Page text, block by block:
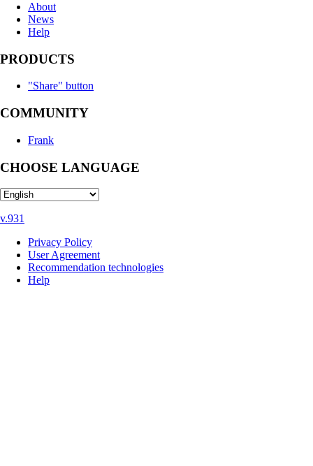
About
News
Help
PRODUCTS
"Share" button
COMMUNITY
Frank
CHOOSE LANGUAGE
v.931
Privacy Policy
User Agreement
Recommendation technologies
Help